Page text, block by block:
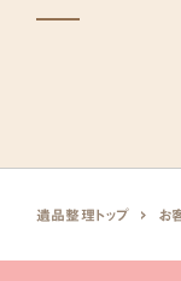
遺品整理トップ お